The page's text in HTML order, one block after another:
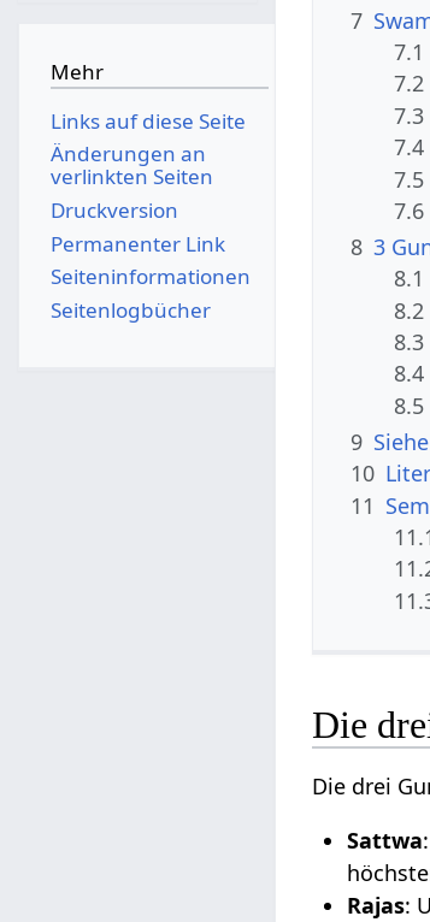
7
7.1
7.2
7.3
7.4
7.5
7.6
8 3
8.1
8.2
8.3
8.4
8.5
9
10
11
Die
Die drei
Sattwa:
Rajas:
Mehr
Links auf diese Seite
Änderungen an
verlinkten Seiten
Druckversion
Permanenter Link
Seiten­­informationen
Seitenlogbücher